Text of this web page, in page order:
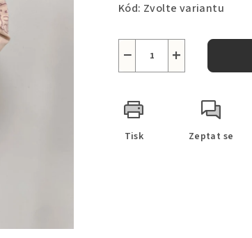
Kód: Zvolte variantu
+
−
Tisk Zeptat se